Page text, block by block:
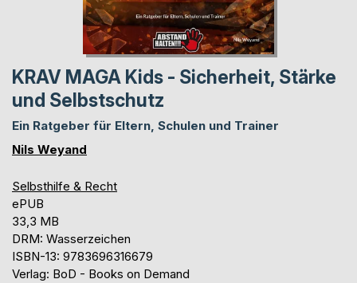
KRAV MAGA Kids - Sicherheit, Stärke
und Selbstschutz
Ein Ratgeber für Eltern, Schulen und Trainer
Nils Weyand
Selbsthilfe & Recht
ePUB
33,3 MB
DRM: Wasserzeichen
ISBN-13: 9783696316679
Verlag: BoD - Books on Demand